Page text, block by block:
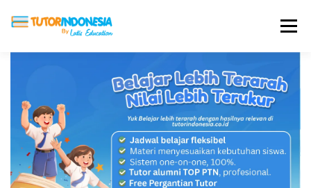
Menu
ABOUT US JADI PENGAJAR
BIAYA LES TESTIMONI PROFIL ALUMNI
BLOG DAFTAR SEKOLAH